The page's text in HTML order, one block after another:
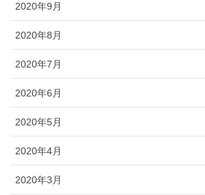
2020年9月
2020年8月
2020年7月
2020年6月
2020年5月
2020年4月
2020年3月